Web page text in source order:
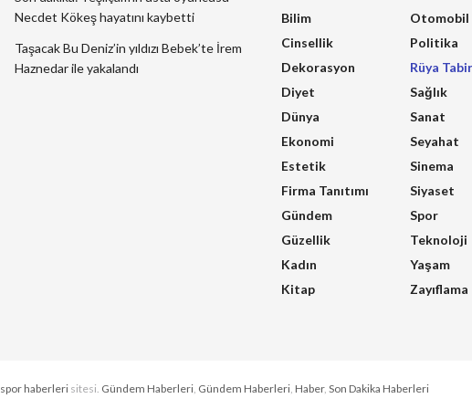
Necdet Kökeş hayatını kaybetti
Taşacak Bu Deniz’in yıldızı Bebek’te İrem
Haznedar ile yakalandı
Bilim
Cinsellik
Dekorasyon
Diyet
Dünya
Ekonomi
Estetik
Firma Tanıtımı
Gündem
Güzellik
Kadın
Kitap
Otomobil
Politika
Rüya
Sağlık
Sanat
Seyahat
Sinema
Siyaset
Spor
Teknoloji
Yaşam
Zayıflama
spor haberleri sitesi. Gündem Haberleri Gündem Haberleri Haber, Son Dakika Haberleri